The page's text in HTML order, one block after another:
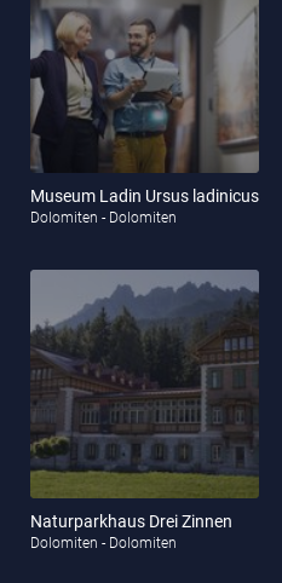
Museum Ladin Ursus ladinicus
Dolomiten - Dolomiten
Naturparkhaus Drei Zinnen
Dolomiten - Dolomiten